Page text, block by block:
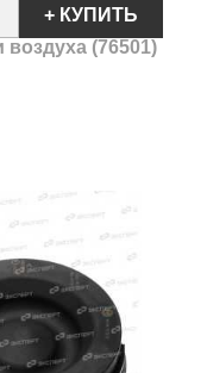
+ КУПИТЬ
(76501)